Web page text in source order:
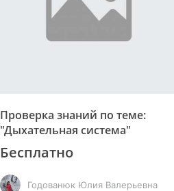
Проверка знаний по теме:
"Дыхательная система"
Бесплатно
Годованюк Юлия Валерьевна